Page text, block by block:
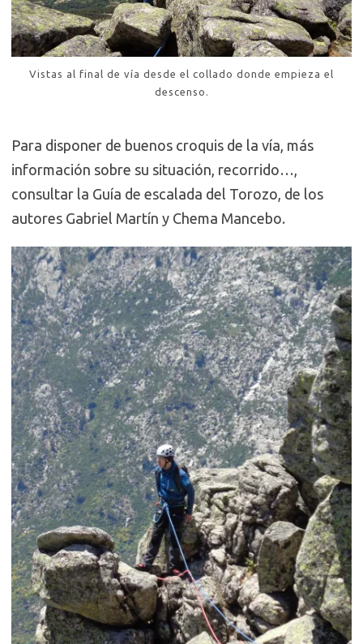
Vistas al final de vía desde el collado donde empieza el
descenso.
Para disponer de buenos croquis de la vía, más
información sobre su situación, recorrido…,
consultar la Guía de escalada del Torozo, de los
autores Gabriel Martín y Chema Mancebo.